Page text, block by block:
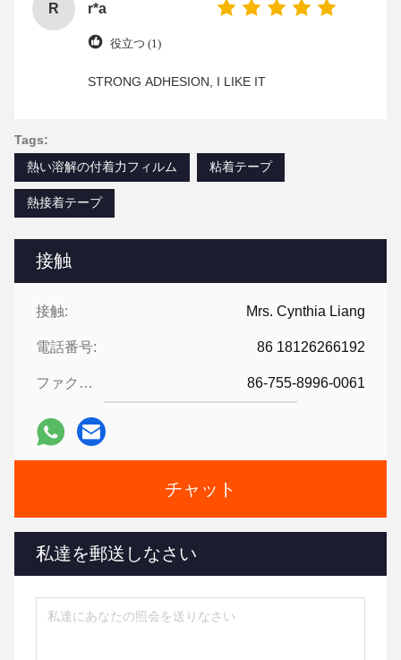
接触
接触: Mrs. Cynthia Liang
電話番号: 86 18126266192
ファクシミリ: 86-755-8996-0061
チャット
私達を郵送しなさい
R r*a
役立つ (1)
STRONG ADHESION, I LIKE IT
Tags:
熱い溶解の付着力フィルム
粘着テープ
熱接着テープ